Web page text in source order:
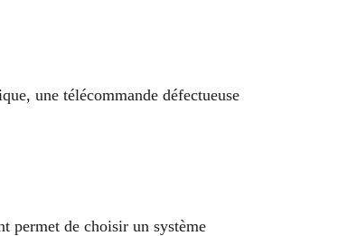
une télécommande défectueuse
permet de choisir un système